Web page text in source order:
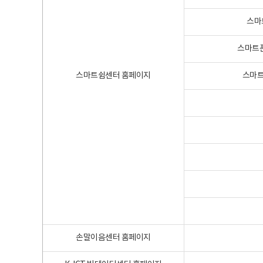
스마트쉼센터 홈페이지
스마
스마트
스마
손말이음센터 홈페이지